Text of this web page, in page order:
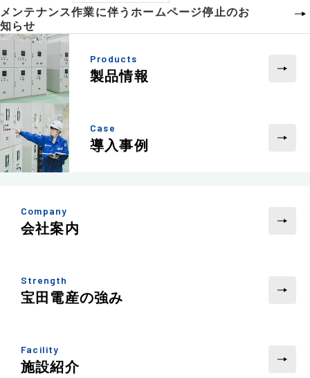
メンテナンス作業に伴うホームページ停止のお
知らせ
Products
製品情報
Case
導入事例
Company
会社案内
Strength
宝田電産の強み
Facility
施設紹介